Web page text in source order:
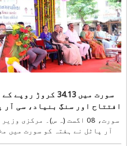
سورت میں 34.13
افتتاح اور سنگِ بنیاد، سی آر
کہا—بچوں کو
سورت، 08 اگست (ہ
آر پاٹل نے ہفتہ کو سورت میں